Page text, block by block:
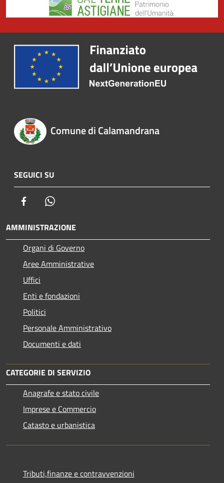
Comune di Calamandrana
SEGUICI SU
Facebook
AMMINISTRAZIONE
Organi di Governo
Aree Amministrative
Uffici
Enti e fondazioni
Politici
Personale Amministrativo
Documenti e dati
CATEGORIE DI SERVIZIO
Anagrafe e stato civile
Imprese e Commercio
Catasto e urbanistica
Tributi,finanze e contravvenzioni